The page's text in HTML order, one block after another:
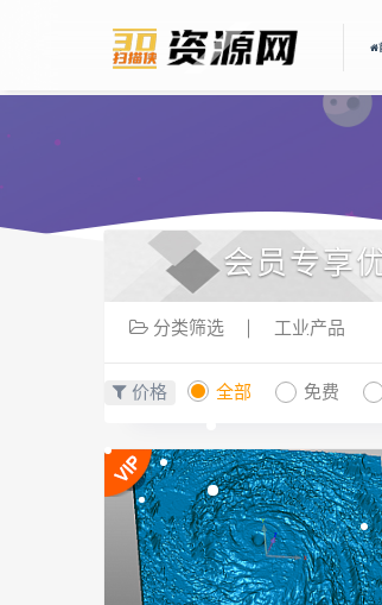
会员专享
分类筛选 工业产品
价格 全部 免费